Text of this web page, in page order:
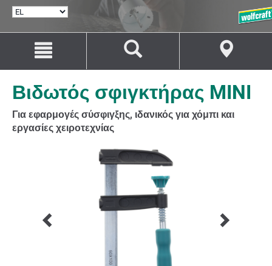
ΕΠΙΛΟΓΉ
Μετάβαση
περιεχόμενο
Μετάβαση
πλοήγηση
Βιδωτός σφιγκτήρας MINI
Για εφαρμογές σύσφιγξης, ιδανικός για χόμπι και
εργασίες χειροτεχνίας